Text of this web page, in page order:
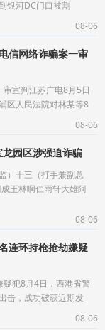
银河DC门口被割
08-06
信网络诈骗案一审
宣判江苏广电8月5日
区人民法院对林某等8
08-06
园区涉强迫诈骗
）十三（打手兼副总
王林啊仁雨轩大雄阿
08-06
连环持枪抢劫嫌疑
犯8月4日，西港省警
击，成功破获近期发
08-06